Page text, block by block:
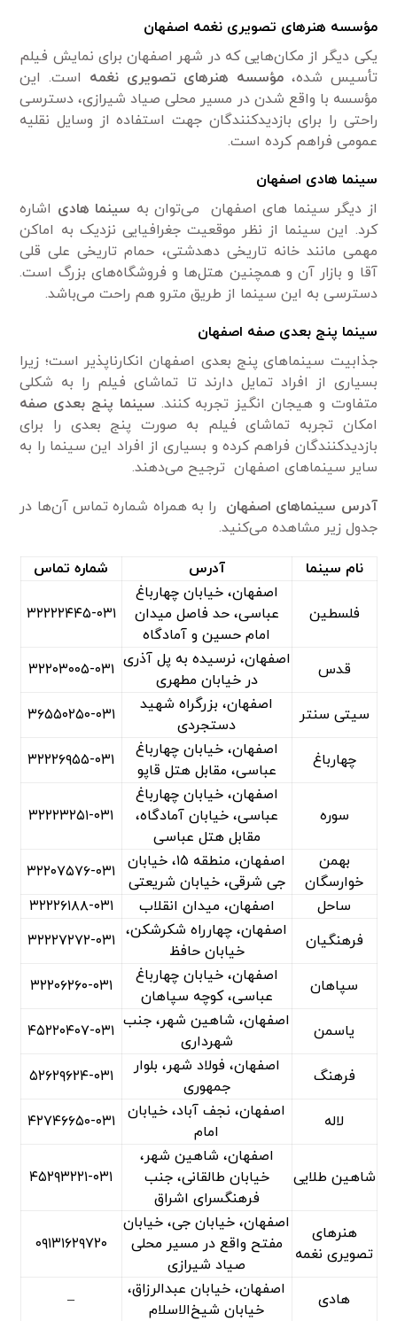
مؤسسه هنرهای تصویری نغمه اصفهان
یکی دیگر از مکان‌هایی که در شهر اصفهان برای نمایش فیلم
تأسیس شده، مؤسسه هنرهای تصویری نغمه است. این
مؤسسه با واقع شدن در مسیر محلی صیاد شیرازی، دسترسی
راحتی را برای بازدیدکنندگان جهت استفاده از وسایل نقلیه
عمومی فراهم کرده است.
سینما هادی اصفهان
از دیگر سینما های اصفهان می‌توان به سینما هادی اشاره
کرد. این سینما از نظر موقعیت جغرافیایی نزدیک به اماکن
مهمی‌ مانند خانه تاریخی دهدشتی، حمام تاریخی علی قلی
آقا و بازار آن و همچنین هتل‌ها و فروشگاه‌های بزرگ است.
دسترسی به این سینما از طریق مترو هم راحت می‌باشد.
سینما پنج بعدی صفه اصفهان
جذابیت سینماهای پنج بعدی اصفهان انکارناپذیر است؛ زیرا
بسیاری از افراد تمایل دارند تا تماشای فیلم را به شکلی
متفاوت و هیجان انگیز تجربه کنند. سینما پنج بعدی صفه
امکان تجربه تماشای فیلم به صورت پنج بعدی را برای
بازدیدکنندگان فراهم کرده و بسیاری از افراد این سینما را به
سایر سینماهای اصفهان ترجیح می‌دهند.
آدرس سینماهای اصفهان را به همراه شماره تماس آن‌ها در
جدول زیر مشاهده می‌کنید.
نام سینما آدرس شماره تماس
فلسطین
اصفهان، خیابان چهارباغ
عباسی، حد فاصل میدان
امام حسین و آمادگاه
۳۲۲۲۲۴۴۵-۰۳۱
قدس
اصفهان، نرسیده به پل آذری
در خیابان مطهری
۳۲۲۰۳۰۰۵-۰۳۱
سیتی سنتر
اصفهان، بزرگراه شهید
دستجردی
۳۶۵۵۰۲۵۰-۰۳۱
چهارباغ
اصفهان، خیابان چهارباغ
عباسی، مقابل هتل قاپو
۳۲۲۲۶۹۵۵-۰۳۱
سوره
اصفهان، خیابان چهارباغ
عباسی، خیابان آمادگاه،
مقابل هتل عباسی
۳۲۲۲۳۲۵۱-۰۳۱
بهمن
خوارسگان
اصفهان، منطقه ۱۵، خیابان
جی شرقی، خیابان شریعتی
۳۲۲۰۷۵۷۶-۰۳۱
ساحل
اصفهان، میدان انقلاب
۳۲۲۲۶۱۸۸-۰۳۱
فرهنگیان
اصفهان، چهارراه شکرشکن،
خیابان حافظ
۳۲۲۲۷۲۷۲-۰۳۱
سپاهان
اصفهان، خیابان چهارباغ
عباسی، کوچه سپاهان
۳۲۲۰۶۲۶۰-۰۳۱
یاسمن
اصفهان، شاهین شهر، جنب
شهرداری
۴۵۲۲۰۴۰۷-۰۳۱
فرهنگ
اصفهان، فولاد شهر، بلوار
جمهوری
۵۲۶۲۹۶۲۴-۰۳۱
لاله
اصفهان، نجف آباد، خیابان
امام
۴۲۷۴۶۶۵۰-۰۳۱
شاهین طلایی
اصفهان، شاهین شهر،
خیابان طالقانی، جنب
فرهنگسرای اشراق
۴۵۲۹۳۲۲۱-۰۳۱
هنرهای
تصویری نغمه
اصفهان، خیابان جی، خیابان
مفتح واقع در مسیر محلی
صیاد شیرازی
۰۹۱۳۱۶۲۹۷۲۰
هادی
اصفهان، خیابان عبدالرزاق،
خیابان شیخ‌الاسلام
–